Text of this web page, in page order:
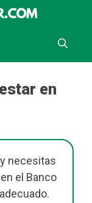
en
y necesitas
el Banco